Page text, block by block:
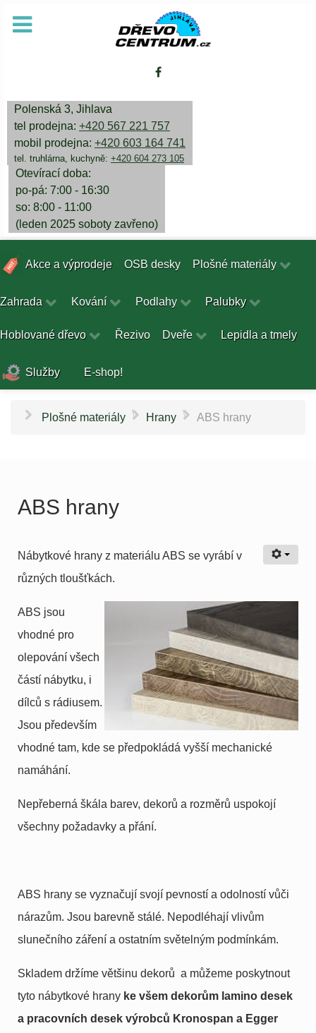
Polenská 3, Jihlava
tel prodejna: +420 567 221 757
mobil prodejna: +420 603 164 741
tel. truhlárna, kuchyně: +420 604 273 105
Otevírací doba:
po-pá: 7:00 - 16:30
so: 8:00 - 11:00
(leden 2025 soboty zavřeno)
Akce a výprodeje OSB desky Plošné materiály
Zahrada Kování Podlahy Palubky
Hoblované dřevo Řezivo Dveře Lepidla a tmely
Služby E-shop!
Plošné materiály \ Hrany \ ABS hrany
ABS hrany
Nábytkové hrany z materiálu ABS se vyrábí v
různých tloušťkách.
ABS jsou
vhodné pro
olepování všech
částí nábytku, i
dílců s rádiusem.
Jsou především
vhodné tam, kde se předpokládá vyšší mechanické
namáhání.
Nepřeberná škála barev, dekorů a rozměrů uspokojí
všechny požadavky a přání.
ABS hrany se vyznačují svojí pevností a odolností vůči
nárazům. Jsou barevně stálé. Nepodléhají vlivům
slunečního záření a ostatním světelným podmínkám.
Skladem držíme většinu dekorů a můžeme poskytnout
tyto nábytkové hrany ke všem dekorům lamino desek
a pracovních desek výrobců Kronospan a Egger